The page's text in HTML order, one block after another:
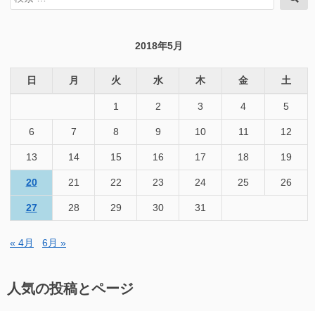
索
索
2018年5月
日 月 火 水 木 金 土
1 2 3 4 5
6 7 8 9 10 11 12
13 14 15 16 17 18 19
20 21 22 23 24 25 26
27 28 29 30 31
« 4月 6月 »
人気の投稿とページ